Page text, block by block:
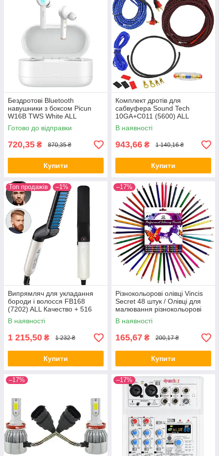
Бездротові Bluetooth
навушники з боксом Picun
W16B TWS White ALL
Качество + 2256
Готово до відправки
720,35 ₴ 870,35 ₴
Купити
Комплект дротів для
сабвуфера Sound Tech
10GA+C011 (5600) ALL
Качество + 357
В наявності
943,66 ₴ 1 140,16 ₴
Купити
Топ продажів –1%
Випрямляч для укладання
бороди і волосся FB168
(7202) ALL Качество + 516
В наявності
1 215,50 ₴ 1 232 ₴
Купити
–17%
Різнокольорові олівці Vincis
Secret 48 штук / Олівці для
малювання різнокольорові
ALL Качество + 518
В наявності
165,67 ₴ 200,17 ₴
Купити
–17% –17%